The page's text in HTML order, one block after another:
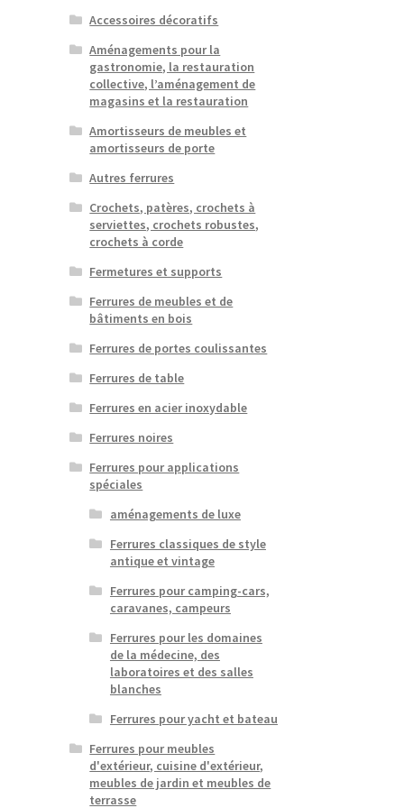
Accessoires décoratifs
Aménagements pour la
gastronomie, la restauration
collective, l’aménagement de
magasins et la restauration
Amortisseurs de meubles et
amortisseurs de porte
Autres ferrures
Crochets, patères, crochets à
serviettes, crochets robustes,
crochets à corde
Fermetures et supports
Ferrures de meubles et de
bâtiments en bois
Ferrures de portes coulissantes
Ferrures de table
Ferrures en acier inoxydable
Ferrures noires
Ferrures pour applications
spéciales
aménagements de luxe
Ferrures classiques de style
antique et vintage
Ferrures pour camping-cars,
caravanes, campeurs
Ferrures pour les domaines
de la médecine, des
laboratoires et des salles
blanches
Ferrures pour yacht et bateau
Ferrures pour meubles
d'extérieur, cuisine d'extérieur,
meubles de jardin et meubles de
terrasse